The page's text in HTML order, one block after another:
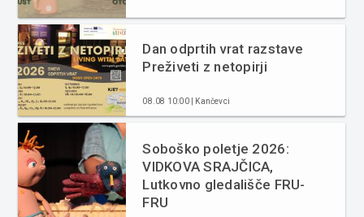
Dan odprtih vrat razstave
Preživeti z netopirji
08.08 10:00 | Kančevci
Soboško poletje 2026:
VIDKOVA SRAJČICA,
Lutkovno gledališče FRU-
FRU